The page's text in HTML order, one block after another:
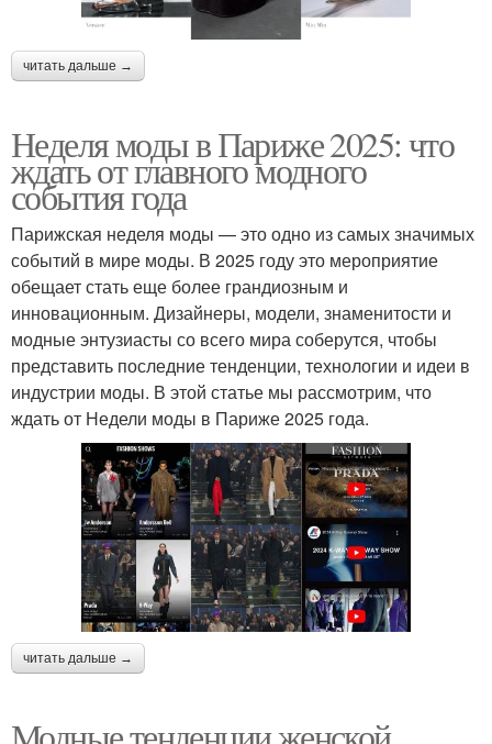
читать дальше →
Неделя моды в Париже 2025: что
ждать от главного модного
события года
Парижская неделя моды — это одно из самых значимых
событий в мире моды. В 2025 году это мероприятие
обещает стать еще более грандиозным и
инновационным. Дизайнеры, модели, знаменитости и
модные энтузиасты со всего мира соберутся, чтобы
представить последние тенденции, технологии и идеи в
индустрии моды. В этой статье мы рассмотрим, что
ждать от Недели моды в Париже 2025 года.
читать дальше →